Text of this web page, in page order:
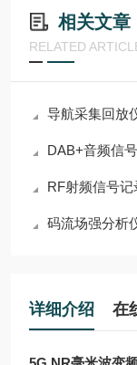
相关文章
RELATED
导航采集回放
DAB+音频信
RF射频信号
码流场强分析
详细介绍 在